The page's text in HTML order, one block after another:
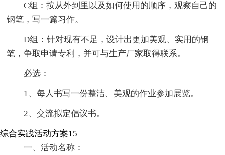
C组：按从外到里以及如何使用的顺序，观察自己的
钢笔，写一篇习作。
D组：针对现有不足，设计出更加美观、实用的钢
笔，争取申请专利，并可与生产厂家取得联系。
必选：
1、每人书写一份整洁、美观的作业参加展览。
2、交流拟定倡议书。
综合实践活动方案15
一、活动名称：